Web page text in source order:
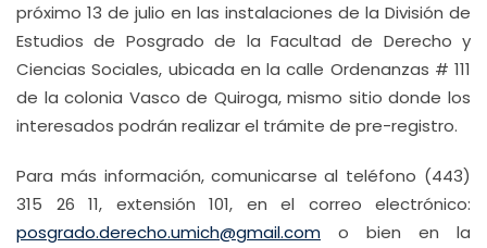
próximo 13 de julio en las instalaciones de la División de
Estudios de Posgrado de la Facultad de Derecho y
Ciencias Sociales, ubicada en la calle Ordenanzas # 111
de la colonia Vasco de Quiroga, mismo sitio donde los
interesados podrán realizar el trámite de pre-registro.
Para más información, comunicarse al teléfono (443)
315 26 11, extensión 101, en el correo electrónico:
posgrado.derecho.umich@gmail.com o bien en la